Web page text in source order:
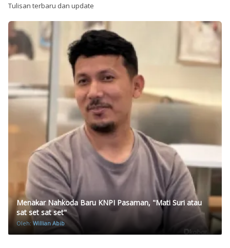
Tulisan terbaru dan update
Menakar Nahkoda Baru KNPI Pasaman, "Mati Suri atau
sat set sat set"
Oleh:Willian Abib